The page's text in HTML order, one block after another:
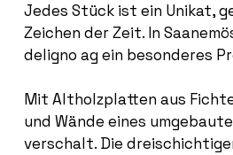
Jedes Stück ist ein Unikat,
Zeichen der Zeit. In
deligno ag ein besonderes
Mit Altholzplatten aus
und Wände eines
verschalt. Die